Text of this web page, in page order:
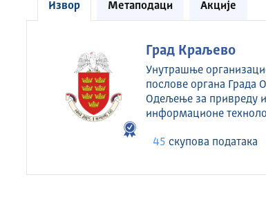
Извор Метаподаци Акције
Град Краљево
Унутрашње
послове органа Града
Одељење за привреду
информационе
45 скуповa података